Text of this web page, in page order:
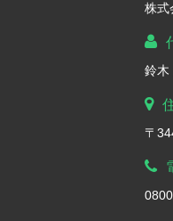
株式
鈴木
〒